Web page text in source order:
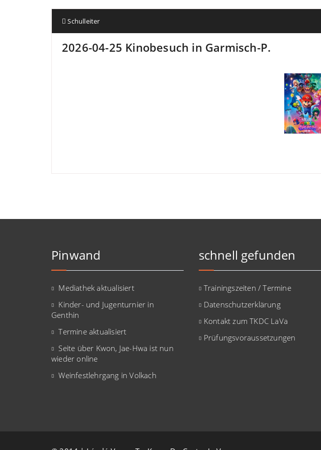
Schulleiter
2026-04-25 Kinobesuch in Garmisch-P.
Pinwand
Mediathek aktualisiert
Kinder- und Jugenturnier in
Genthin
Termine aktualisiert
Seite über Kwon, Jae-Hwa ist nun
wieder online
Weinfestlehrgang in Volkach
schnell gefunden
Trainingszeiten / Termine
Datenschutzerklärung
Kontakt zum TKDC LaVa
Prüfungsvoraussetzungen